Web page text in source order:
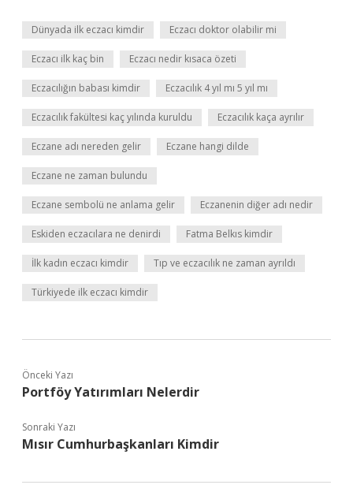
Dünyada ilk eczacı kimdir Eczacı doktor olabilir mi
Eczacı ilk kaç bin Eczacı nedir kısaca özeti
Eczacılığın babası kimdir Eczacılık 4 yıl mı 5 yıl mı
Eczacılık fakültesi kaç yılında kuruldu Eczacılık kaça ayrılır
Eczane adı nereden gelir Eczane hangi dilde
Eczane ne zaman bulundu
Eczane sembolü ne anlama gelir Eczanenin diğer adı nedir
Eskiden eczacılara ne denirdi Fatma Belkıs kimdir
İlk kadın eczacı kimdir Tıp ve eczacılık ne zaman ayrıldı
Türkiyede ilk eczacı kimdir
Önceki Yazı
Portföy Yatırımları Nelerdir
Sonraki Yazı
Mısır Cumhurbaşkanları Kimdir